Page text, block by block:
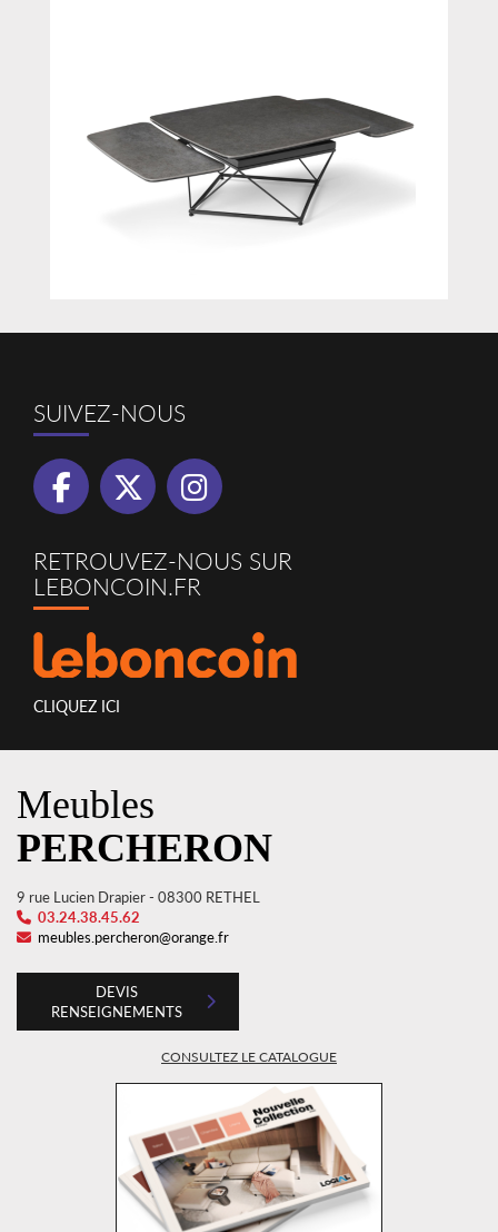
SUIVEZ-NOUS
RETROUVEZ-NOUS SUR
LEBONCOIN.FR
CLIQUEZ ICI
Meubles
PERCHERON
9 rue Lucien Drapier - 08300 RETHEL
03.24.38.45.62
meubles.percheron@orange.fr
DEVIS
RENSEIGNEMENTS
CONSULTEZ LE CATALOGUE